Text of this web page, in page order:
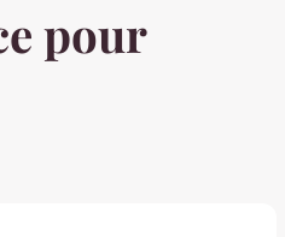
pour